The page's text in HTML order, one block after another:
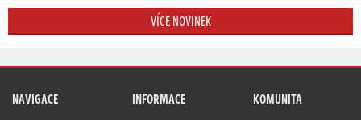
VÍCE NOVINEK
NAVIGACE INFORMACE KOMUNITA